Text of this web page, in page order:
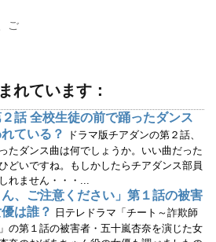
ご
れています：
話 全校生徒の前で踊ったダンス
ている？
ドラマ版チアダンの第２話、
たダンス曲は何でしょうか。いい曲だった
どいですね。もしかしたらチアダンス部員
れません・・・...
、ご注意ください」第１話の被害
は誰？ 日テレドラマ「チート～詐欺師
の第１話の被害者・五十嵐杏奈を演じた女